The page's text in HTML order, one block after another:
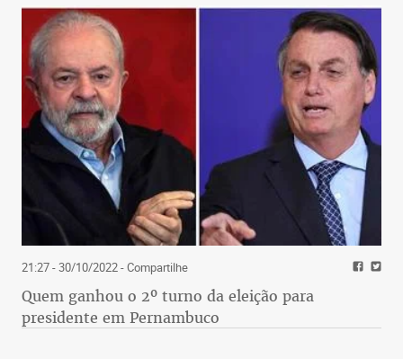
21:27 - 30/10/2022- Compartilhe
Quem ganhou o 2º turno da eleição para
presidente em Pernambuco